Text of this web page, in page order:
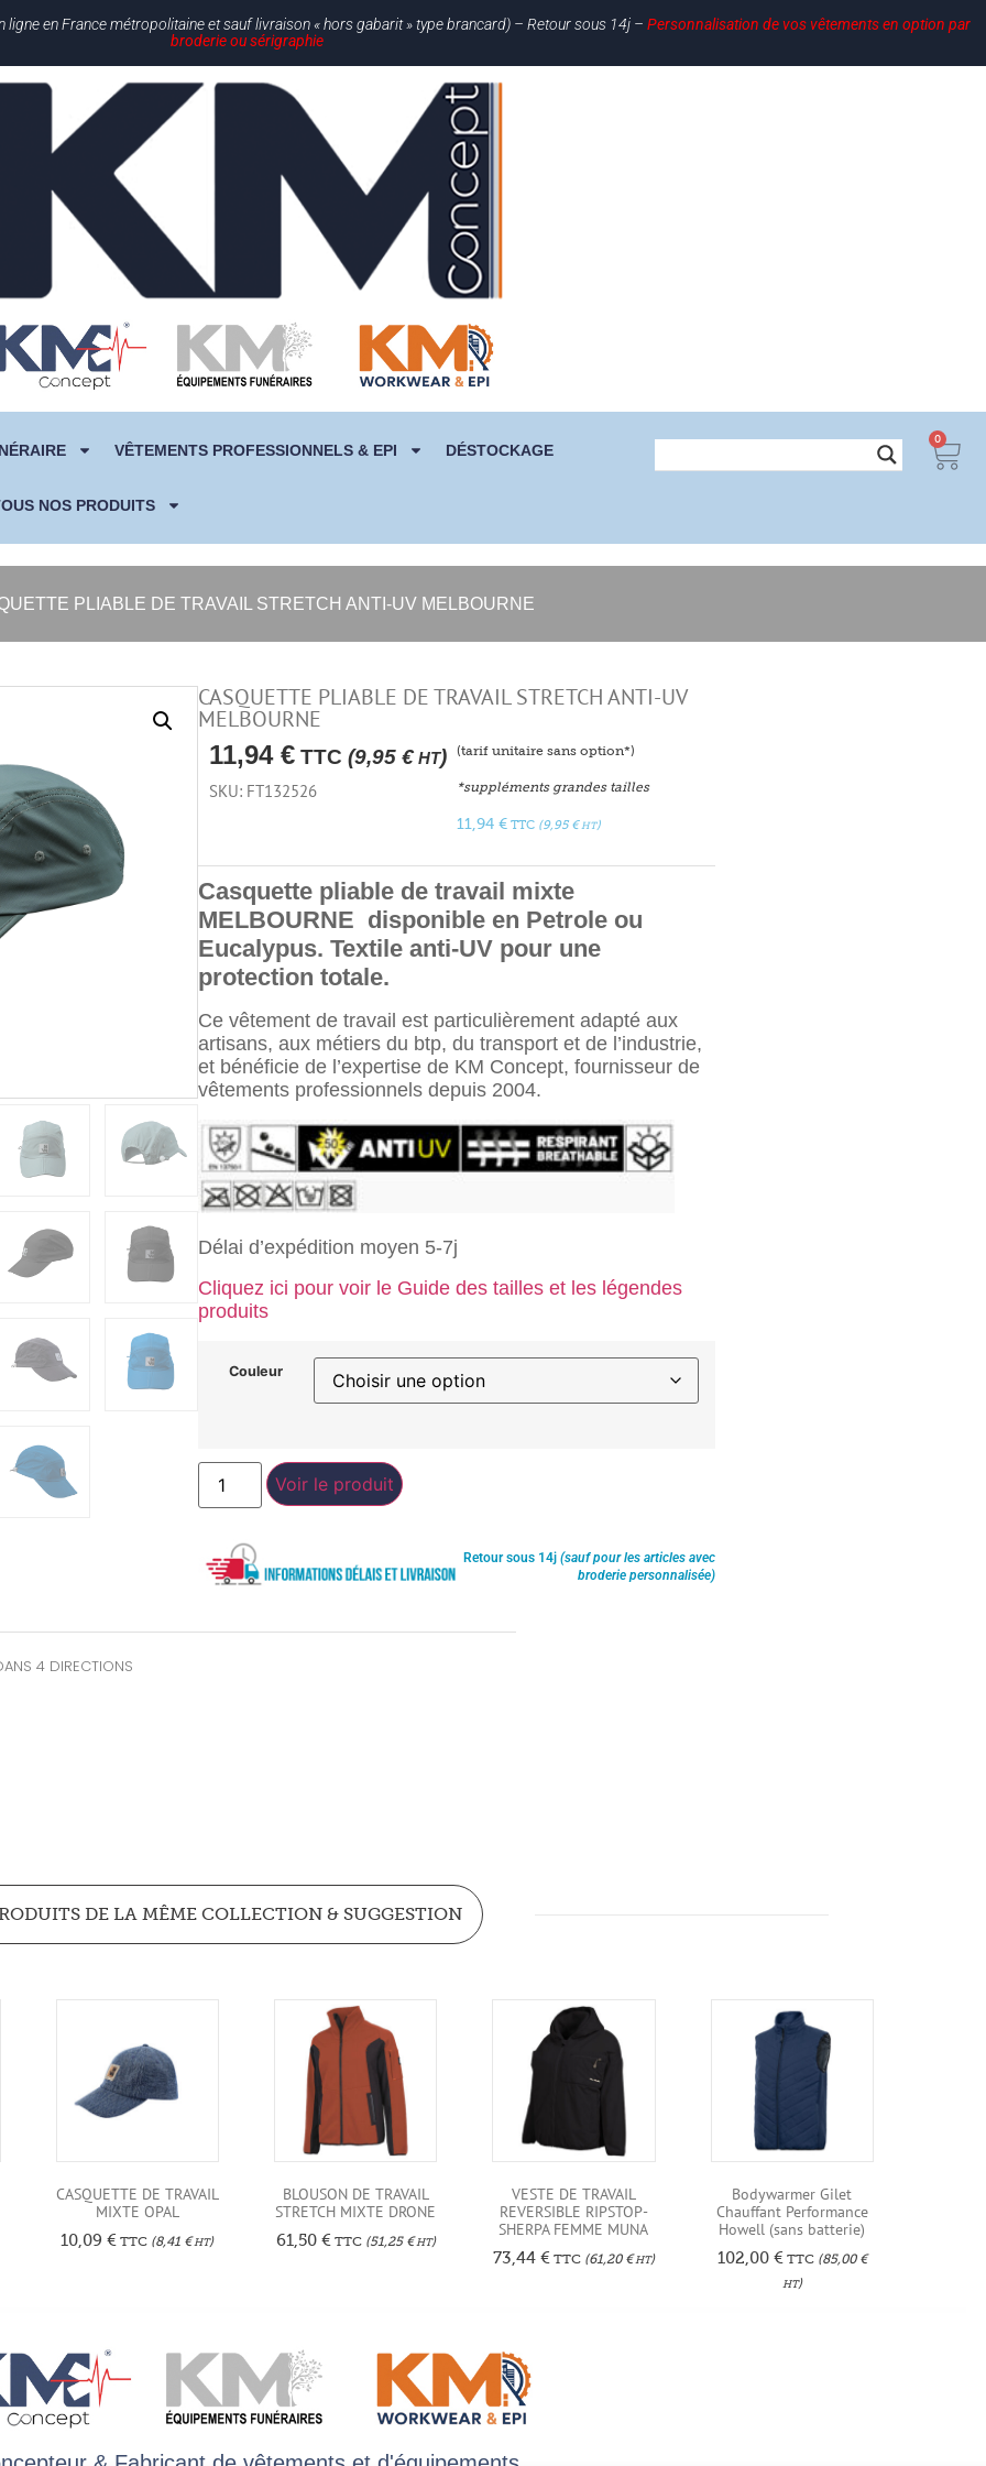
en France métropolitaine et sauf livraison « hors gabarit » type brancard) – Retour sous 14j – Personnalisation de vos vêtements en option par
broderie ou sérigraphie
VÊTEMENTS PROFESSIONNELS & EPI DÉSTOCKAGE
NOS PRODUITS
0
PLIABLE DE TRAVAIL STRETCH ANTI-UV MELBOURNE
CASQUETTE PLIABLE DE TRAVAIL STRETCH ANTI-UV
MELBOURNE
11,94 €TTC (9,95 €HT) (tarif unitaire sans option*)
*suppléments grandes tailles
SKU: FT132526
11,94 €TTC(9,95 €HT)
Casquette pliable de travail mixte
MELBOURNE disponible en Petrole ou
Eucalypus. Textile anti-UV pour une
protection totale.
Ce vêtement de travail est particulièrement adapté aux
artisans, aux métiers du btp, du transport et de l’industrie,
et bénéficie de l’expertise de KM Concept, fournisseur de
vêtements professionnels depuis 2004.
Délai d’expédition moyen 5-7j
Cliquez ici pour voir le Guide des tailles et les légendes
produits
Couleur
Voir le produit
Retour sous 14j (sauf pour les articles avec
broderie personnalisée)
4 DIRECTIONS
DE LA MÊME COLLECTION & SUGGESTION
CASQUETTE DE TRAVAIL
MIXTE OPAL
10,09€ TTC (8,41 €HT)
BLOUSON DE TRAVAIL
STRETCH MIXTE DRONE
61,50 €TTC(51,25 €HT)
VESTE DE TRAVAIL
REVERSIBLE RIPSTOP-
SHERPA FEMME MUNA
73,44 €TTC(61,20 €HT)
Bodywarmer Gilet
Chauffant Performance
Howell (sans batterie)
102,00 €TTC(85,00 €
HT)